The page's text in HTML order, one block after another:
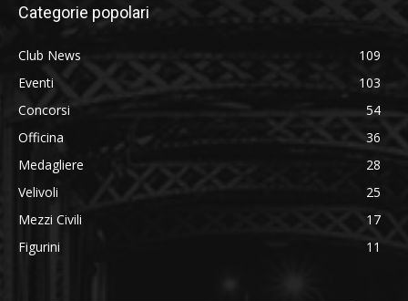
Categorie popolari
Club News
109
Eventi
103
Concorsi
54
Officina
36
Medagliere
28
Velivoli
25
Mezzi Civili
17
Figurini
11